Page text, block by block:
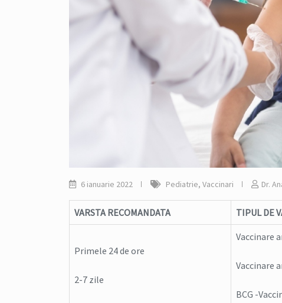
6 ianuarie 2022 Pediatrie, Vaccinari Dr.
VARSTA RECOMANDATA TIPUL DE
Primele 24 de ore
2-7 zile
Vaccinare
Vaccinare
BCG -